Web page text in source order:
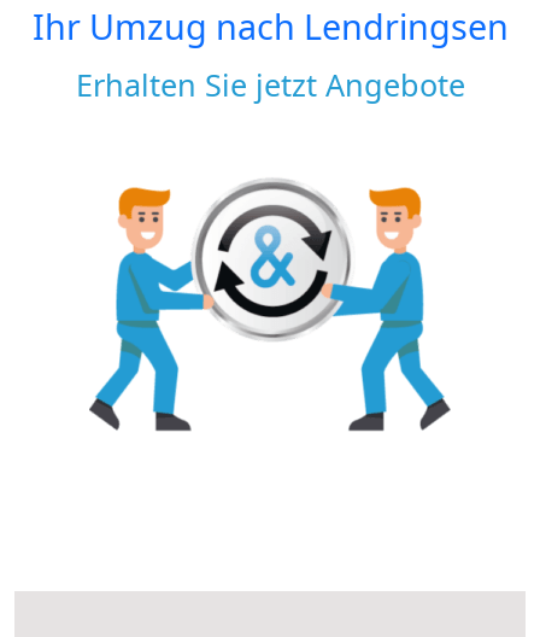
Ihr Umzug nach Lendringsen
Erhalten Sie jetzt Angebote